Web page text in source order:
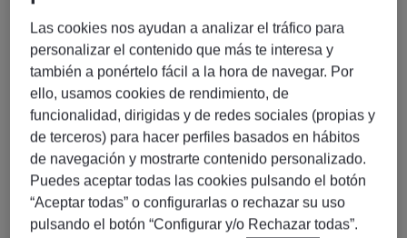
💼 Tipo proyecto: Integración Plataformas
🧩 Skills Técnicos:
Mid/Senior data engineer +5 years
Experience with large datasets (terabytes per
day)
GCP, Clickhouse and Linux experience
Las cookies nos ayudan a analizar el tráfico para
personalizar el contenido que más te interesa y
también a ponértelo fácil a la hora de navegar. Por
ello, usamos cookies de rendimiento, de
funcionalidad, dirigidas y de redes sociales (propias y
de terceros) para hacer perfiles basados en hábitos
de navegación y mostrarte contenido personalizado.
Puedes aceptar todas las cookies pulsando el botón
“Aceptar todas” o configurarlas o rechazar su uso
pulsando el botón “Configurar y/o Rechazar todas”.